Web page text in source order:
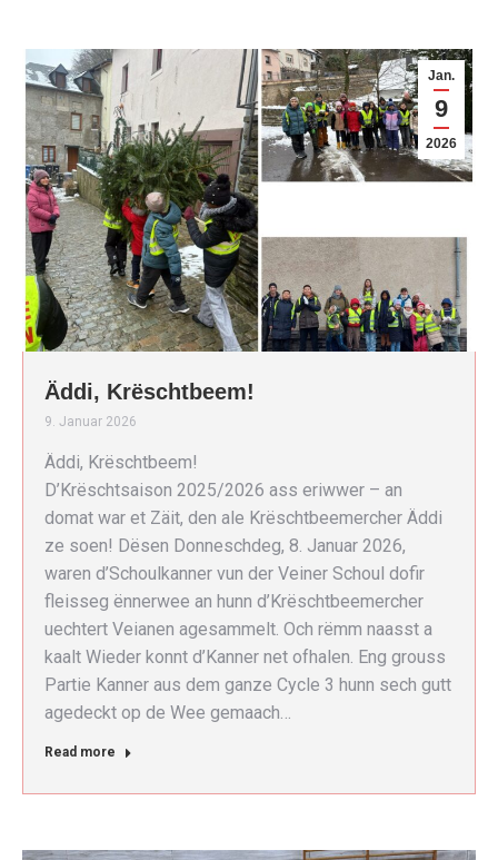
Jan.
9
2026
Äddi, Krëschtbeem!
9. Januar 2026
Äddi, Krëschtbeem!
D’Krëschtsaison 2025/2026 ass eriwwer – an
domat war et Zäit, den ale Krëschtbeemercher Äddi
ze soen! Dësen Donneschdeg, 8. Januar 2026,
waren d’Schoulkanner vun der Veiner Schoul dofir
fleisseg ënnerwee an hunn d’Krëschtbeemercher
uechtert Veianen agesammelt. Och rëmm naasst a
kaalt Wieder konnt d’Kanner net ofhalen. Eng grouss
Partie Kanner aus dem ganze Cycle 3 hunn sech gutt
agedeckt op de Wee gemaach…
Read more